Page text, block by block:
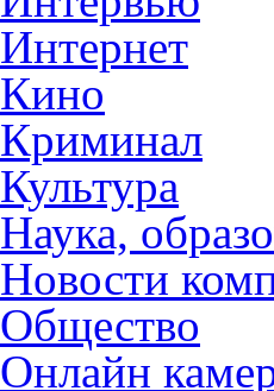
Интернет
Кино
Криминал
Культура
Наука,
Новости
Общество
Онлайн